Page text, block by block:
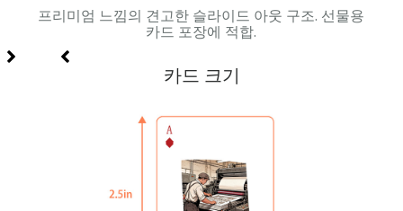
프리미엄 느낌의 견고한 슬라이드 아웃 구조. 선물용
카드 포장에 적합.
카드 크기